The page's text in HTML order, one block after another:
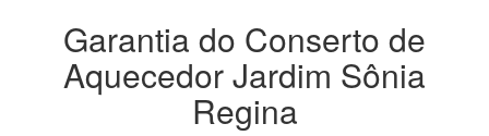
Garantia do Conserto de
Aquecedor Jardim Sônia
Regina